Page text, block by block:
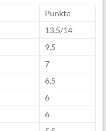
Punkte
13,5/14
9,5
7
6,5
6
6